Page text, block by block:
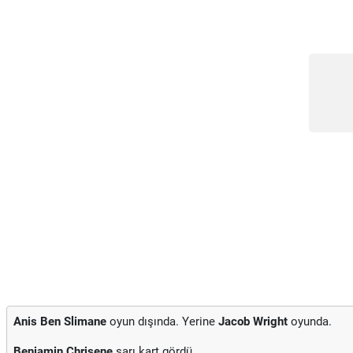
Anis Ben Slimane oyun dışında. Yerine Jacob Wright oyunda.